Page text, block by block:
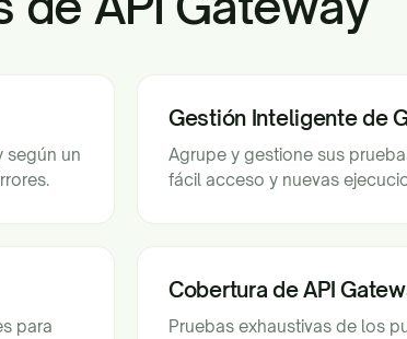
según un
Gestión Inteligente de
Agrupe y gestione sus
fácil acceso y nuevas
para
Cobertura de API
Pruebas exhaustivas de los